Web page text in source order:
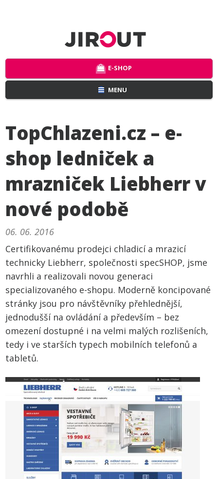
MENU
E-SHOP
TopChlazeni.cz – e-
shop ledniček a
mrazniček Liebherr v
nové podobě
06. 06. 2016
Certifikovanému prodejci chladicí a mrazicí
technicky Liebherr, společnosti specSHOP, jsme
navrhli a realizovali novou generaci
specializovaného e-shopu. Moderně koncipované
stránky jsou pro návštěvníky přehlednější,
jednodušší na ovládání a především – bez
omezení dostupné i na velmi malých rozlišeních,
tedy i ve starších typech mobilních telefonů a
tabletů.